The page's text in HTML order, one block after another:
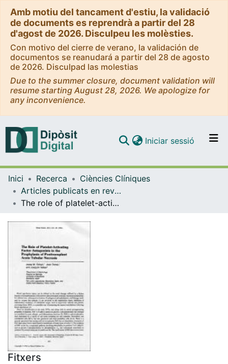
Amb motiu del tancament d'estiu, la validació
de documents es reprendrà a partir del 28
d'agost de 2026. Disculpeu les molèsties.
Con motivo del cierre de verano, la validación de
documentos se reanudará a partir del 28 de agosto
de 2026. Disculpad las molestias
Due to the summer closure, document validation will
resume starting August 28, 2026. We apologize for
any inconvenience.
Navega per tot el DD
Com publicar
Iniciar sessió (current)
Inici Recerca
Ciències Clíniques
Articles publicats en revistes (Ciències Clíniques)
The role of platelet-activating factor antagonists in the prohylasis of postransplant acute tubular necrosis
Fitxers